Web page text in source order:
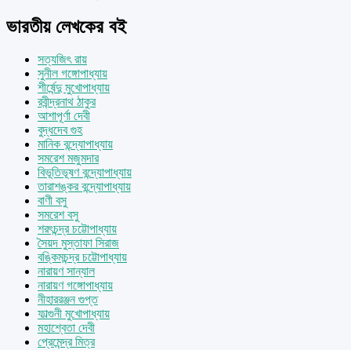
ভারতীয় লেখকের বই
সত্যজিৎ রায়
সুনীল গঙ্গোপাধ্যায়
শীর্ষেন্দু মুখোপাধ্যায়
রবীন্দ্রনাথ ঠাকুর
আশাপূর্ণা দেবী
বুদ্ধদেব গুহ
মানিক বন্দ্যোপাধ্যায়
সমরেশ মজুমদার
বিভূতিভূষণ বন্দ্যোপাধ্যায়
তারাশঙ্কর বন্দ্যোপাধ্যায়
বাণী বসু
সমরেশ বসু
শরৎচন্দ্র চট্টোপাধ্যায়
সৈয়দ মুস্তাফা সিরাজ
বঙ্কিমচন্দ্র চট্টোপাধ্যায়
নারায়ণ সান্যাল
নারায়ণ গঙ্গোপাধ্যায়
নীহাররঞ্জন গুপ্ত
ফাল্গুনী মুখোপাধ্যায়
মহাশ্বেতা দেবী
প্রেমেন্দ্র মিত্র